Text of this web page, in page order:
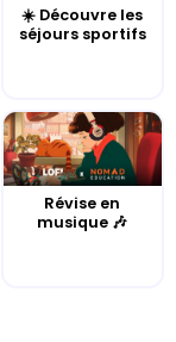
☀️ Découvre les
séjours sportifs
Révise en
musique 🎶